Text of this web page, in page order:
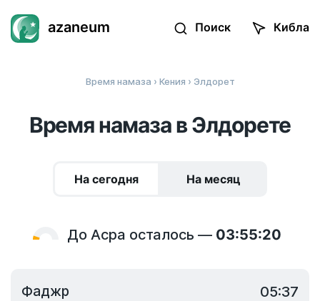
azaneum Поиск Кибла
Время намаза › Кения › Элдорет
Время намаза в Элдорете
На сегодня На месяц
До Асра осталось — 03:55:20
Фаджр 05:37